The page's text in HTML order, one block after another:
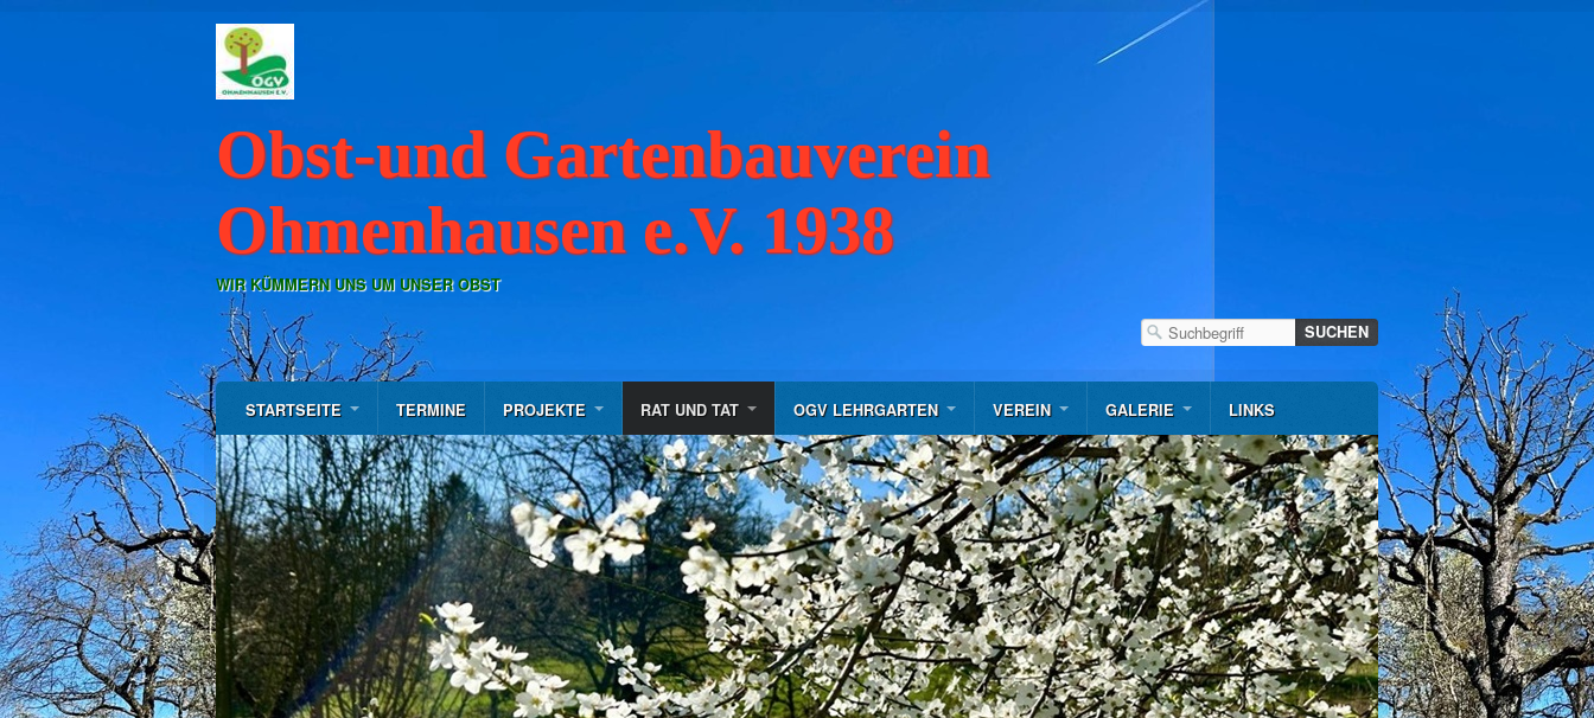
Obst-und Gartenbauverein
Ohmenhausen e.V. 1938
WIR KÜMMERN UNS UM UNSER OBST
STARTSEITE TERMINE PROJEKTE RAT UND TAT OGV LEHRGARTEN VEREIN GALERIE LINKS